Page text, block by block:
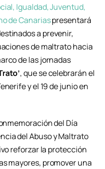
Igualdad, Juventud,
de Canariaspresentará
a prevenir,
de maltrato hacia
de las jornadas
, que se celebrarán el
y el 19 de junio en
del Día
del Abuso y Maltrato
reforzar la protección
mayores, promover una